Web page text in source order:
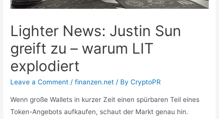
Lighter News: Justin Sun
greift zu – warum LIT
explodiert
Leave a Comment /finanzen.net / ByCryptoPR
Wenn große Wallets in kurzer Zeit einen spürbaren Teil eines
Token-Angebots aufkaufen, schaut der Markt genau hin.